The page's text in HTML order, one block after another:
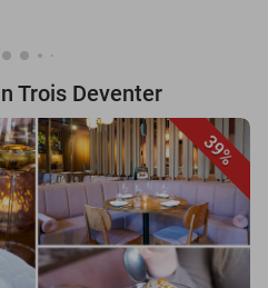
Trois Deventer
39%